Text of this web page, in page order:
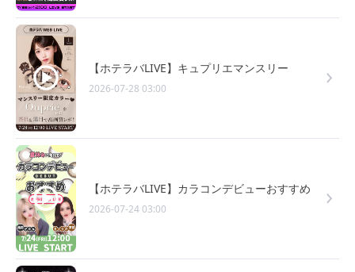
【ホテラバLIVE】キュプリエマンスリー
2026-07-28 03:00
【ホテラバLIVE】カラコンデビューおすすめ
2026-07-24 03:00